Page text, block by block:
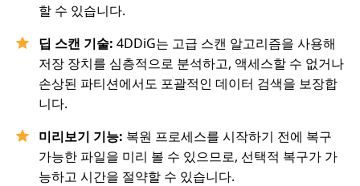
할 수 있습니다.
딥 스캔 기술: 4DDiG는 고급 스캔 알고리즘을 사용해
저장 장치를 심층적으로 분석하고, 액세스할 수 없거나
손상된 파티션에서도 포괄적인 데이터 검색을 보장합
니다.
미리보기 기능: 복원 프로세스를 시작하기 전에 복구
가능한 파일을 미리 볼 수 있으므로, 선택적 복구가 가
능하고 시간을 절약할 수 있습니다.